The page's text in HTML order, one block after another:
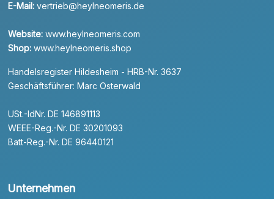
E-Mail: vertrieb@heylneomeris.de
Website: www.heylneomeris.com
Shop: www.heylneomeris.shop
Handelsregister Hildesheim - HRB-Nr. 3637
Geschäftsführer: Marc Osterwald
USt.-IdNr. DE 146891113
WEEE-Reg.-Nr. DE 30201093
Batt-Reg.-Nr. DE 96440121
Unternehmen